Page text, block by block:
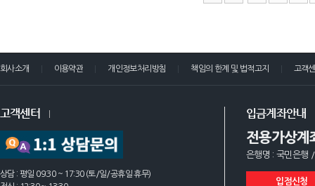
회사소개 이용약관 개인정보처리방침 책임의 한계 및 법적고지 고객
고객센터
상담 : 평일 09:30 ~ 17:30 (토/일/공휴일 휴무)
입금계좌안내
전용가상계
은행명 : 국민은행
입점신청